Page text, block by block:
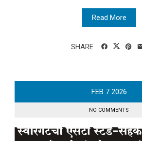
Read More
SHARE
FEB 7 2026
NO COMMENTS